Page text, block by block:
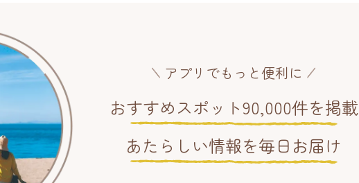
アプリでもっと便利に
おすすめスポット90,000件を掲載
あたらしい情報を毎日お届け